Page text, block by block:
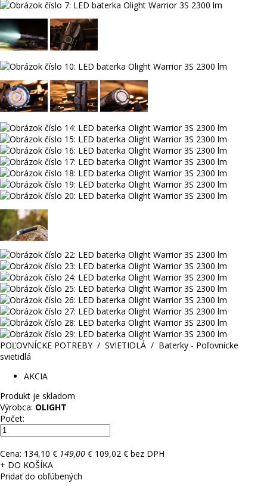
POĽOVNÍCKE POTREBY/ SVIETIDLÁ / Baterky - Poľovnícke
svietidlá
AKCIA
Produkt je skladom
Výrobca: OLIGHT
Počet:
Cena: 134,10 € 149,00 € 109,02 € bez DPH
+ DO KOŠÍKA
Pridať do obľúbených